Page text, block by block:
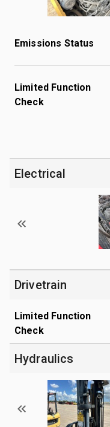
Emissions Status
Limited Function
Check
Electrical
Drivetrain
Limited Function
Check
Hydraulics